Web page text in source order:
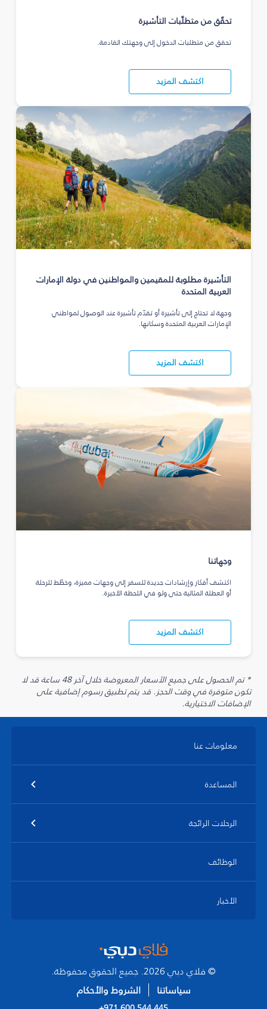
تحقّق من متطلّبات التأشيرة
تحقق من متطلبات الدخول إلى وجهتك القادمة.
اكتشف المزيد
التأشيرة مطلوبة للمقيمين والمواطنين في دولة الإمارات
العربية المتحدة
وجهة لا تحتاج إلى تأشيرة أو تقدّم تأشيرة عند الوصول لمواطني
الإمارات العربية المتحدة وسكانها.
اكتشف المزيد
وجهاتنا
اكتشف أفكار وإرشادات جديدة للسفر إلى وجهات مميزة، وخطّط للرحلة
أو العطلة المثالية حتى ولو في اللحظة الأخيرة.
اكتشف المزيد
* تم الحصول على جميع الأسعار المعروضة خلال آخر 48 ساعة قد لا
تكون متوفرة في وقت الحجز. قد يتم تطبيق رسوم إضافية على
الإضافات الاختيارية.
معلومات عنا
المساعدة
الرحلات الرائجة
الوظائف
الأخبار
© فلاي دبي 2026. جميع الحقوق محفوظة.
سياساتنا
الشروط والأحكام